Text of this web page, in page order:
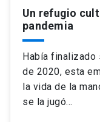
Un refugio
pandemia
Había finalizado
de 2020, esta
la vida de la
se la jugó…